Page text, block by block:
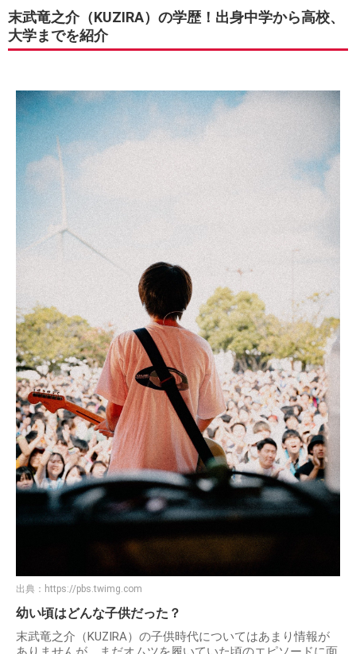
末武竜之介（KUZIRA）の学歴！出身中学から高校、
大学までを紹介
出典： https://pbs.twimg.com
幼い頃はどんな子供だった？
末武竜之介（KUZIRA）の子供時代についてはあまり情報が